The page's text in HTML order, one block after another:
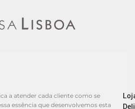
a atender cada cliente como se
essência que desenvolvemos esta